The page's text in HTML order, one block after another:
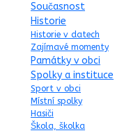
Současnost
Historie
Historie v datech
Zajímavé momenty
Památky v obci
Spolky a instituce
Sport v obci
Místní spolky
Hasiči
Škola, školka